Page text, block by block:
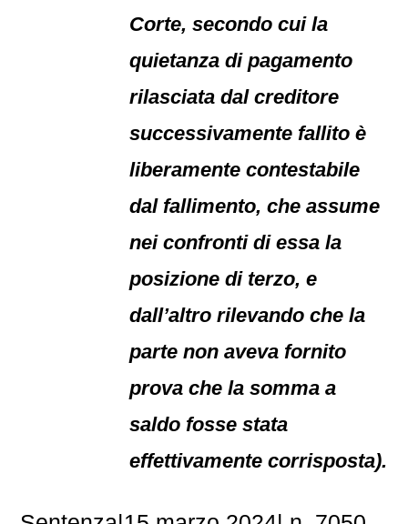
Corte, secondo cui la
quietanza di pagamento
rilasciata dal creditore
successivamente fallito è
liberamente contestabile
dal fallimento, che assume
nei confronti di essa la
posizione di terzo, e
dall’altro rilevando che la
parte non aveva fornito
prova che la somma a
saldo fosse stata
effettivamente corrisposta).